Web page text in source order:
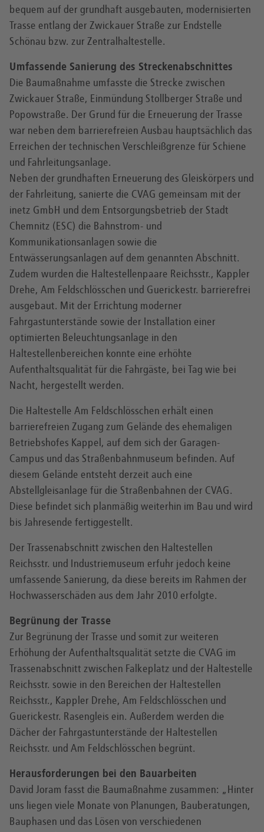
bequem auf der grundhaft ausgebauten, modernisierten
Trasse entlang der Zwickauer Straße zur Endstelle
Schönau bzw. zur Zentralhaltestelle.
Umfassende Sanierung des Streckenabschnittes
Die Baumaßnahme umfasste die Strecke zwischen
Zwickauer Straße, Einmündung Stollberger Straße und
Popowstraße. Der Grund für die Erneuerung der Trasse
war neben dem barrierefreien Ausbau hauptsächlich das
Erreichen der technischen Verschleißgrenze für Schiene
und Fahrleitungsanlage.
Neben der grundhaften Erneuerung des Gleiskörpers und
der Fahrleitung, sanierte die CVAG gemeinsam mit der
inetz GmbH und dem Entsorgungsbetrieb der Stadt
Chemnitz (ESC) die Bahnstrom- und
Kommunikationsanlagen sowie die
Entwässerungsanlagen auf dem genannten Abschnitt.
Zudem wurden die Haltestellenpaare Reichsstr., Kappler
Drehe, Am Feldschlösschen und Guerickestr. barrierefrei
ausgebaut. Mit der Errichtung moderner
Fahrgastunterstände sowie der Installation einer
optimierten Beleuchtungsanlage in den
Haltestellenbereichen konnte eine erhöhte
Aufenthaltsqualität für die Fahrgäste, bei Tag wie bei
Nacht, hergestellt werden.
Die Haltestelle Am Feldschlösschen erhält einen
barrierefreien Zugang zum Gelände des ehemaligen
Betriebshofes Kappel, auf dem sich der Garagen-
Campus und das Straßenbahnmuseum befinden. Auf
diesem Gelände entsteht derzeit auch eine
Abstellgleisanlage für die Straßenbahnen der CVAG.
Diese befindet sich planmäßig weiterhin im Bau und wird
bis Jahresende fertiggestellt.
Der Trassenabschnitt zwischen den Haltestellen
Reichsstr. und Industriemuseum erfuhr jedoch keine
umfassende Sanierung, da diese bereits im Rahmen der
Hochwasserschäden aus dem Jahr 2010 erfolgte.
Begrünung der Trasse
Zur Begrünung der Trasse und somit zur weiteren
Erhöhung der Aufenthaltsqualität setzte die CVAG im
Trassenabschnitt zwischen Falkeplatz und der Haltestelle
Reichsstr. sowie in den Bereichen der Haltestellen
Reichsstr., Kappler Drehe, Am Feldschlösschen und
Guerickestr. Rasengleis ein. Außerdem werden die
Dächer der Fahrgastunterstände der Haltestellen
Reichsstr. und Am Feldschlösschen begrünt.
Herausforderungen bei den Bauarbeiten
David Joram fasst die Baumaßnahme zusammen: „Hinter
uns liegen viele Monate von Planungen, Bauberatungen,
Bauphasen und das Lösen von verschiedenen